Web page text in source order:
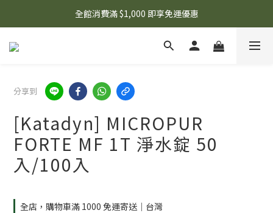
🌟 想知道現在有什麼優惠嗎？ 點擊查看最新優惠！
全館消費滿 $1,000 即享免運優惠
🌟 想知道現在有什麼優惠嗎？ 點擊查看最新優惠！
分享到
[Katadyn] MICROPUR
FORTE MF 1T 淨水錠 50
入/100入
全店，購物車滿 1000 免運寄送｜台灣